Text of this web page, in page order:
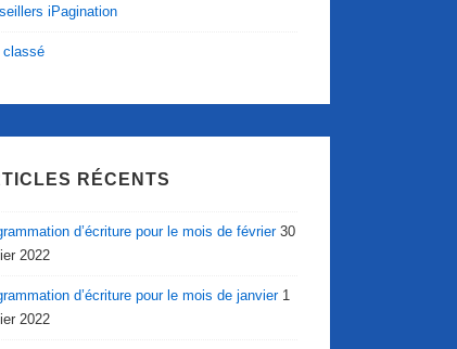
iPagination
classé
RÉCENTS
d’écriture pour le mois de février 30
2022
d’écriture pour le mois de janvier 1
2022